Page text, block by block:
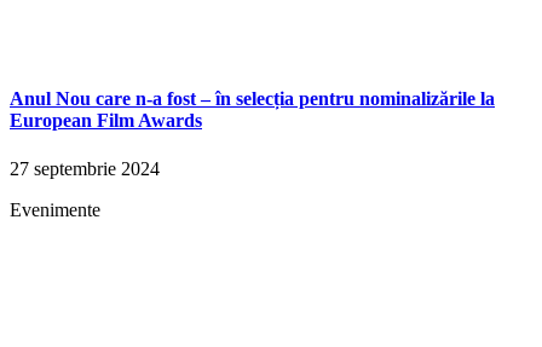
Anul Nou care n-a fost – în selecția pentru nominalizările la
European Film Awards
27 septembrie 2024
Evenimente